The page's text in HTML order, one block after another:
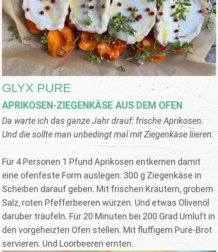
GLYX PURE
APRIKOSEN-ZIEGENKÄSE AUS DEM OFEN
Da warte ich das ganze Jahr drauf: frische Aprikosen.
Und die sollte man unbedingt mal mit Ziegenkäse liieren.
Für 4 Personen 1 Pfund Aprikosen entkernen damit
eine ofenfeste Form auslegen. 300 g Ziegenkäse in
Scheiben darauf geben. Mit frischen Kräutern, grobem
Salz, roten Pfefferbeeren würzen. Und etwas Olivenöl
darüber träufeln. Für 20 Minuten bei 200 Grad Umluft in
den vorgeheizten Ofen stellen. Mit fluffigem Pure-Brot
servieren. Und Loorbeeren ernten.